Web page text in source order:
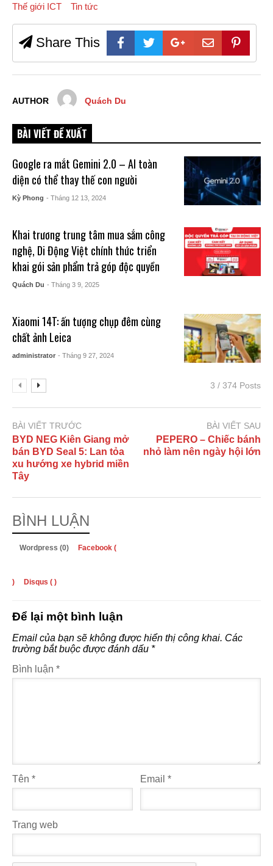
Thế giới ICT Tin tức
Share This
AUTHOR Quách Du
BÀI VIẾT ĐỀ XUẤT
Google ra mắt Gemini 2.0 – AI toàn
diện có thể thay thế con người
Kỳ Phong - Tháng 12 13, 2024
Khai trương trung tâm mua sắm công
nghệ, Di Động Việt chính thức triển
khai gói sản phẩm trả góp độc quyền
Quách Du - Tháng 3 9, 2025
Xiaomi 14T: ấn tượng chụp đêm cùng
chất ảnh Leica
administrator - Tháng 9 27, 2024
3 / 374 Posts
BÀI VIẾT TRƯỚC
BYD NEG Kiên Giang mở
bán BYD Seal 5: Lan tỏa
xu hướng xe hybrid miền
Tây
BÀI VIẾT SAU
PEPERO – Chiếc bánh
nhỏ làm nên ngày hội lớn
BÌNH LUẬN
Wordpress (0) Facebook (
) Disqus ( )
Để lại một bình luận
Email của bạn sẽ không được hiển thị công khai. Các
trường bắt buộc được đánh dấu *
Bình luận *
Tên * Email*
Trang web